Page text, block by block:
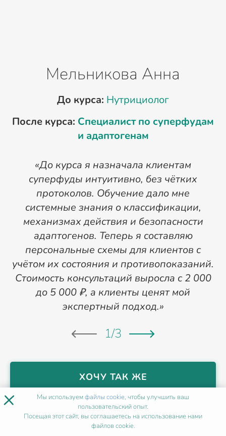
Мельникова Анна
До курса: Нутрициолог
После курса: Специалист по суперфудам
и адаптогенам
«До курса я назначала клиентам
суперфуды интуитивно, без чётких
протоколов. Обучение дало мне
системные знания о классификации,
механизмах действия и безопасности
адаптогенов. Теперь я составляю
персональные схемы для клиентов с
учётом их состояния и противопоказаний.
Стоимость консультаций выросла с 2 000
до 5 000 ₽, а клиенты ценят мой
экспертный подход.»
1/3
ХОЧУ ТАК ЖЕ
НАШИ МЕТОДИСТЫВ МОСКВЕ
× Мы используемфайлы cookie, чтобы улучшить ваш
пользовательский опыт.
Посещая этот сайт, вы соглашаетесь на использование нами
файлов cookie.